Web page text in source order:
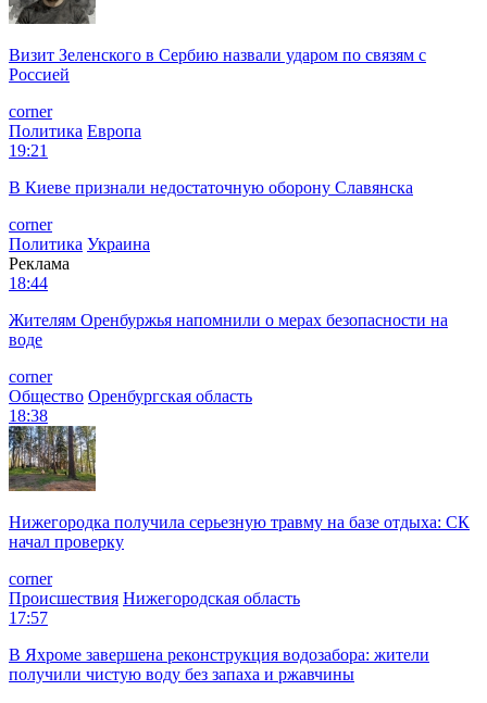
Визит Зеленского в Сербию назвали ударом по связям с
Россией
corner
Политика Европа
19:21
В Киеве признали недостаточную оборону Славянска
corner
Политика Украина
Реклама
18:44
Жителям Оренбуржья напомнили о мерах безопасности на
воде
corner
Общество Оренбургская область
18:38
Нижегородка получила серьезную травму на базе отдыха: СК
начал проверку
corner
Происшествия Нижегородская область
17:57
В Яхроме завершена реконструкция водозабора: жители
получили чистую воду без запаха и ржавчины